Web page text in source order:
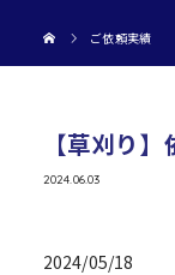
ご依頼実績
【草刈り】
2024.06.03
2024/05/18